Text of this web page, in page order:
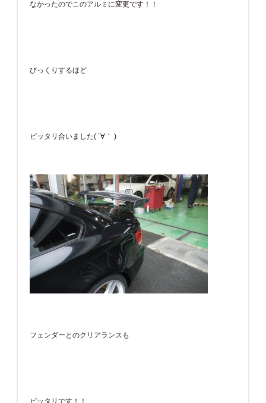
なかったのでこのアルミに変更です！！
びっくりするほど
ピッタリ合いました( ´∀｀ )
フェンダーとのクリアランスも
ピッタリです！！